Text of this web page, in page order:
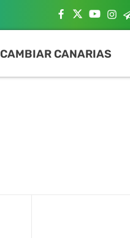
CAMBIAR CANARIAS